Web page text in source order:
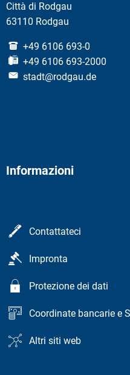
Città di Rodgau
63110 Rodgau
+49 6106 693-0
+49 6106 693-2000
stadt@rodgau.de
Informazioni
Contattateci
Impronta
Protezione dei dati
Coordinate bancarie e
Altri siti web